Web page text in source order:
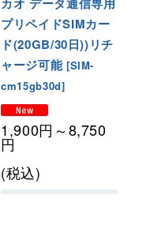
プリペイドSIMカー
ド(20GB/30日))リチ
ャージ可能 [SIM-
cm15gb30d]
1,900円 ～8,750
円
(税込)